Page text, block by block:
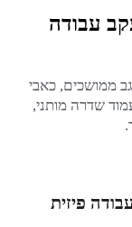
עבודה
ממושכים, כאבי
שדרה מותני,
פיזית